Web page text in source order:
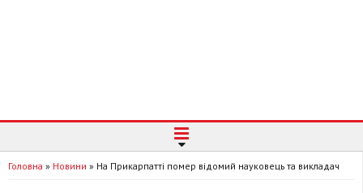
Головна » Новини » На Прикарпатті помер відомий науковець та викладач